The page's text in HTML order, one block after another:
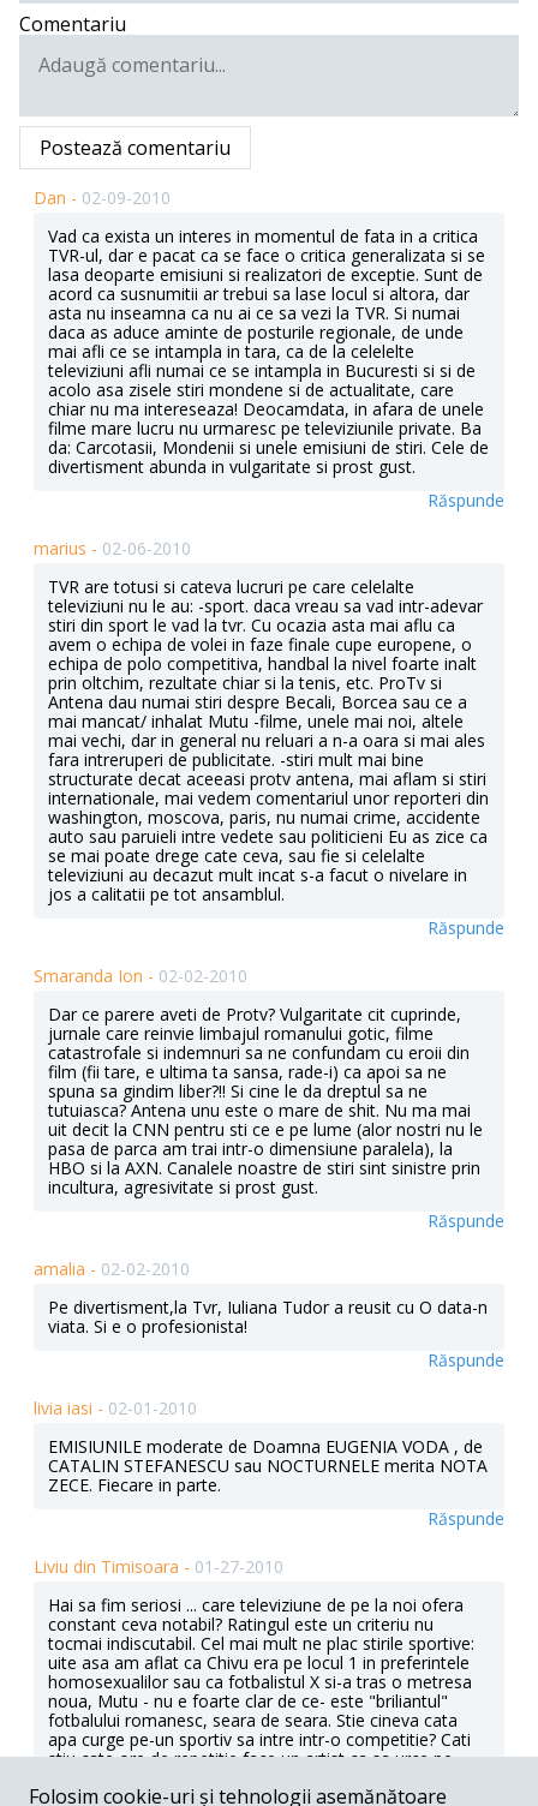
Comentariu
Postează comentariu
Dan - 02-09-2010
Vad ca exista un interes in momentul de fata in a critica
TVR-ul, dar e pacat ca se face o critica generalizata si se
lasa deoparte emisiuni si realizatori de exceptie. Sunt de
acord ca susnumitii ar trebui sa lase locul si altora, dar
asta nu inseamna ca nu ai ce sa vezi la TVR. Si numai
daca as aduce aminte de posturile regionale, de unde
mai afli ce se intampla in tara, ca de la celelelte
televiziuni afli numai ce se intampla in Bucuresti si si de
acolo asa zisele stiri mondene si de actualitate, care
chiar nu ma intereseaza! Deocamdata, in afara de unele
filme mare lucru nu urmaresc pe televiziunile private. Ba
da: Carcotasii, Mondenii si unele emisiuni de stiri. Cele de
divertisment abunda in vulgaritate si prost gust.
Răspunde
marius - 02-06-2010
TVR are totusi si cateva lucruri pe care celelalte
televiziuni nu le au: -sport. daca vreau sa vad intr-adevar
stiri din sport le vad la tvr. Cu ocazia asta mai aflu ca
avem o echipa de volei in faze finale cupe europene, o
echipa de polo competitiva, handbal la nivel foarte inalt
prin oltchim, rezultate chiar si la tenis, etc. ProTv si
Antena dau numai stiri despre Becali, Borcea sau ce a
mai mancat/ inhalat Mutu -filme, unele mai noi, altele
mai vechi, dar in general nu reluari a n-a oara si mai ales
fara intreruperi de publicitate. -stiri mult mai bine
structurate decat aceeasi protv antena, mai aflam si stiri
internationale, mai vedem comentariul unor reporteri din
washington, moscova, paris, nu numai crime, accidente
auto sau paruieli intre vedete sau politicieni Eu as zice ca
se mai poate drege cate ceva, sau fie si celelalte
televiziuni au decazut mult incat s-a facut o nivelare in
jos a calitatii pe tot ansamblul.
Răspunde
Smaranda Ion - 02-02-2010
Dar ce parere aveti de Protv? Vulgaritate cit cuprinde,
jurnale care reinvie limbajul romanului gotic, filme
catastrofale si indemnuri sa ne confundam cu eroii din
film (fii tare, e ultima ta sansa, rade-i) ca apoi sa ne
spuna sa gindim liber?!! Si cine le da dreptul sa ne
tutuiasca? Antena unu este o mare de shit. Nu ma mai
uit decit la CNN pentru sti ce e pe lume (alor nostri nu le
pasa de parca am trai intr-o dimensiune paralela), la
HBO si la AXN. Canalele noastre de stiri sint sinistre prin
incultura, agresivitate si prost gust.
Răspunde
amalia - 02-02-2010
Pe divertisment,la Tvr, Iuliana Tudor a reusit cu O data-n
viata. Si e o profesionista!
Răspunde
livia iasi - 02-01-2010
EMISIUNILE moderate de Doamna EUGENIA VODA , de
CATALIN STEFANESCU sau NOCTURNELE merita NOTA
ZECE. Fiecare in parte.
Răspunde
Liviu din Timisoara - 01-27-2010
Hai sa fim seriosi ... care televiziune de pe la noi ofera
constant ceva notabil? Ratingul este un criteriu nu
tocmai indiscutabil. Cel mai mult ne plac stirile sportive:
uite asa am aflat ca Chivu era pe locul 1 in preferintele
homosexualilor sau ca fotbalistul X si-a tras o metresa
noua, Mutu - nu e foarte clar de ce- este "briliantul"
fotbalului romanesc, seara de seara. Stie cineva cata
apa curge pe-un sportiv sa intre intr-o competitie? Cati
stiu cate ore de repetitie face un artist ca sa urce pe
buric Borcea si Becali ... Prima stire la ProTV este gen
Folosim cookie-uri și tehnologii asemănătoare